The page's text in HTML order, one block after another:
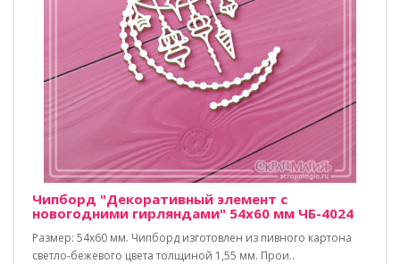
Чипборд "Декоративный элемент с
новогодними гирляндами" 54х60 мм ЧБ-4024
Размер: 54х60 мм. Чипборд изготовлен из пивного картона
светло-бежевого цвета толщиной 1,55 мм. Прои..